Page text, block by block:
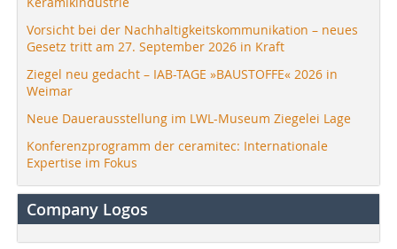
Vorsicht bei der Nachhaltigkeitskommunikation – neues
Gesetz tritt am 27. September 2026 in Kraft
Ziegel neu gedacht – IAB-TAGE »BAUSTOFFE« 2026 in
Weimar
Neue Dauerausstellung im LWL-Museum Ziegelei Lage
Konferenzprogramm der ceramitec: Internationale
Expertise im Fokus
Company Logos